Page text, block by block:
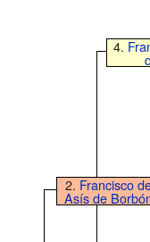
4.
2. Francisco
Asís de